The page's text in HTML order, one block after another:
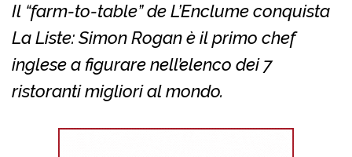
Il “farm-to-table” de L’Enclume conquista
La Liste: Simon Rogan è il primo chef
inglese a figurare nell’elenco dei 7
ristoranti migliori al mondo.